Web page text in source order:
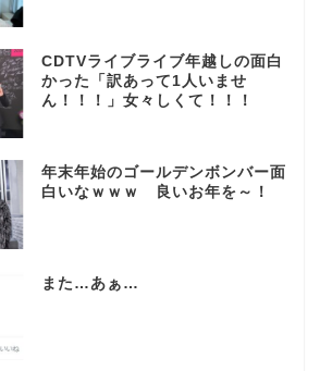
CDTVライブライブ年越しの面白
かった「訳あって1人いませ
ん！！！」女々しくて！！！
年末年始のゴールデンボンバー面
白いなｗｗｗ 良いお年を～！
また…あぁ…